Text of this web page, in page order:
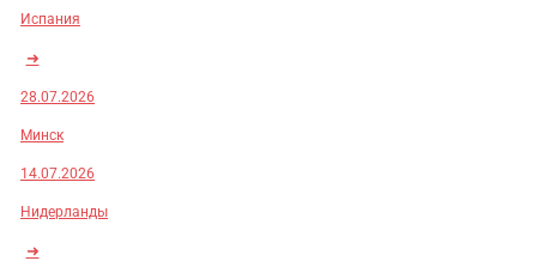
Испания
➜
28.07.2026
Минск
14.07.2026
Нидерланды
➜